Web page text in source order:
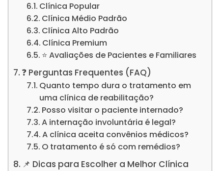
Clínica Popular
Clínica Médio Padrão
Clínica Alto Padrão
Clínica Premium
⭐ Avaliações de Pacientes e Familiares
❓ Perguntas Frequentes (FAQ)
Quanto tempo dura o tratamento em
uma clínica de reabilitação?
Posso visitar o paciente internado?
A internação involuntária é legal?
A clínica aceita convênios médicos?
O tratamento é só com remédios?
📌 Dicas para Escolher a Melhor Clínica